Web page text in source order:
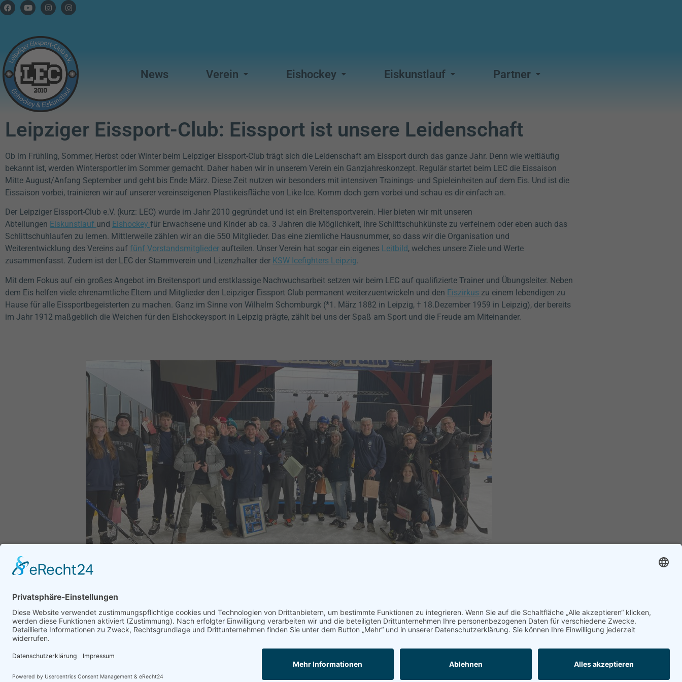
News Verein Eishockey Eiskunstlauf Partner
Leipziger Eissport-Club: Eissport ist unsere Leidenschaft
Ob im Frühling, Sommer, Herbst oder Winter beim Leipziger Eissport-Club trägt sich die Leidenschaft am Eissport durch das ganze Jahr. Denn wie weitläufig
bekannt ist, werden Wintersportler im Sommer gemacht. Daher haben wir in unserem Verein ein Ganzjahreskonzept. Regulär startet beim LEC die Eissaison
Mitte August/Anfang September und geht bis Ende März. Diese Zeit nutzen wir besonders mit intensiven Trainings- und Spieleinheiten auf dem Eis. Und ist die
Eissaison vorbei, trainieren wir auf unserer vereinseigenen Plastikeisfläche von Like-Ice. Komm doch gern vorbei und schau es dir einfach an.
Der Leipziger Eissport-Club e.V. (kurz: LEC) wurde im Jahr 2010 gegründet und ist ein Breitensportverein. Hier bieten wir mit unseren
Abteilungen Eiskunstlauf und Eishockey für Erwachsene und Kinder ab ca. 3 Jahren die Möglichkeit, ihre Schlittschuhkünste zu verfeinern oder eben auch das
Schlittschuhlaufen zu lernen. Mittlerweile zählen wir an die 550 Mitglieder. Das eine ziemliche Hausnummer, so dass wir die Organisation und
Weiterentwicklung des Vereins auf fünf Vorstandsmitglieder aufteilen. Unser Verein hat sogar ein eigenes Leitbild, welches unsere Ziele und Werte
zusammenfasst. Zudem ist der LEC der Stammverein und Lizenzhalter der KSW Icefighters Leipzig.
Mit dem Fokus auf ein großes Angebot im Breitensport und erstklassige Nachwuchsarbeit setzen wir beim LEC auf qualifizierte Trainer und Übungsleiter. Neben
dem Eis helfen viele ehrenamtliche Eltern und Mitglieder den Leipziger Eissport Club permanent weiterzuentwickeln und den Eiszirkus zu einem lebendigen zu
Hause für alle Eissportbegeisterten zu machen. Ganz im Sinne von Wilhelm Schomburgk (*1. März 1882 in Leipzig, † 18.Dezember 1959 in Leipzig), der bereits
im Jahr 1912 maßgeblich die Weichen für den Eishockeysport in Leipzig prägte, zählt bei uns der Spaß am Sport und die Freude am Miteinander.
Leipziger-Eissport-Club
An den Tierkliniken 42
04103 Leipzig
Impressum